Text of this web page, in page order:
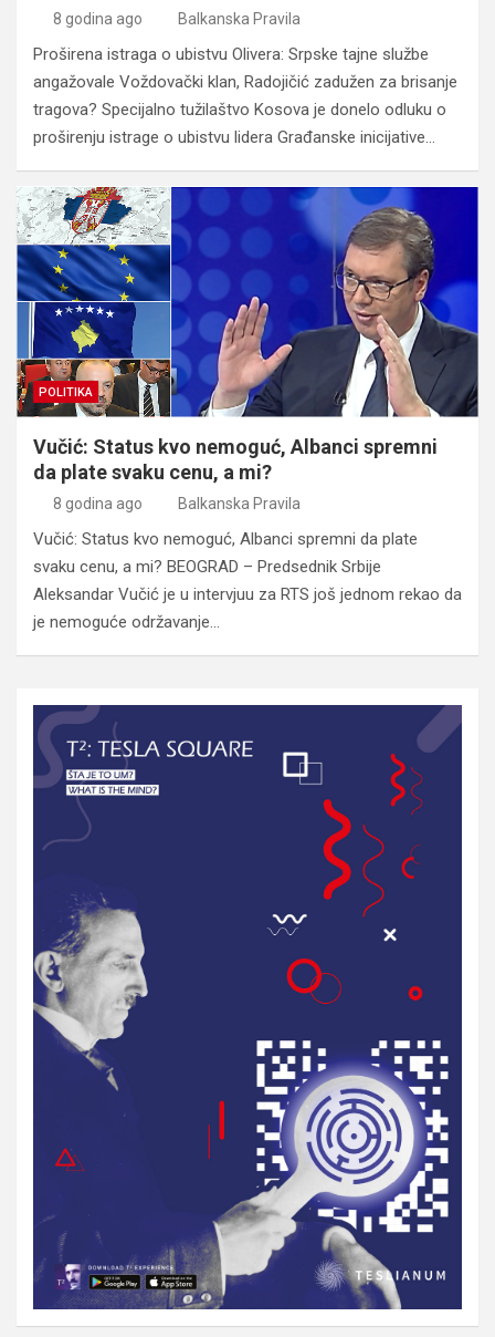
8 godina ago Balkanska Pravila
Proširena istraga o ubistvu Olivera: Srpske tajne službe
angažovale Voždovački klan, Radojičić zadužen za brisanje
tragova? Specijalno tužilaštvo Kosova je donelo odluku o
proširenju istrage o ubistvu lidera Građanske inicijative…
POLITIKA
Vučić: Status kvo nemoguć, Albanci spremni
da plate svaku cenu, a mi?
8 godina ago Balkanska Pravila
Vučić: Status kvo nemoguć, Albanci spremni da plate
svaku cenu, a mi? BEOGRAD – Predsednik Srbije
Aleksandar Vučić je u intervjuu za RTS još jednom rekao da
je nemoguće održavanje…